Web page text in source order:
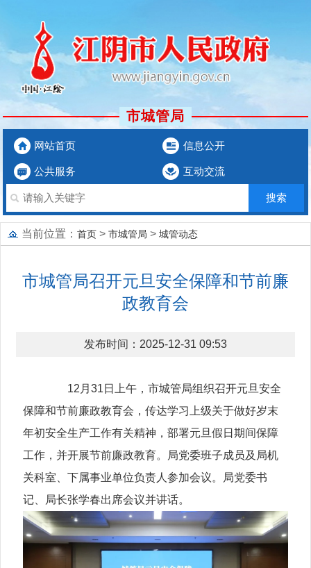
市城管局
网站首页 信息公开
公共服务 互动交流
当前位置： 首页 > 市城管局 > 城管动态
市城管局召开元旦安全保障和节前廉
政教育会
发布时间：2025-12-31 09:53
12月31日上午，市城管局组织召开元旦安全
保障和节前廉政教育会，传达学习上级关于做好岁末
年初安全生产工作有关精神，部署元旦假日期间保障
工作，并开展节前廉政教育。局党委班子成员及局机
关科室、下属事业单位负责人参加会议。局党委书
记、局长张学春出席会议并讲话。